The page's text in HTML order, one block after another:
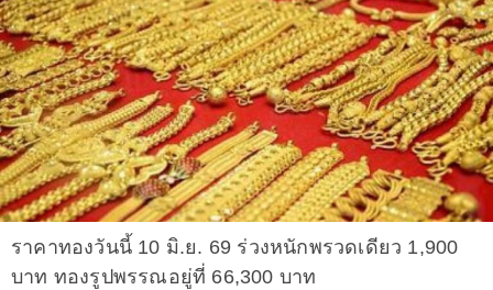
ราคาทองวันนี้ 10 มิ.ย. 69 ร่วงหนักพรวดเดียว 1,900
บาท ทองรูปพรรณอยู่ที่ 66,300 บาท